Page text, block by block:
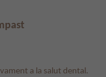
a la salut dental.